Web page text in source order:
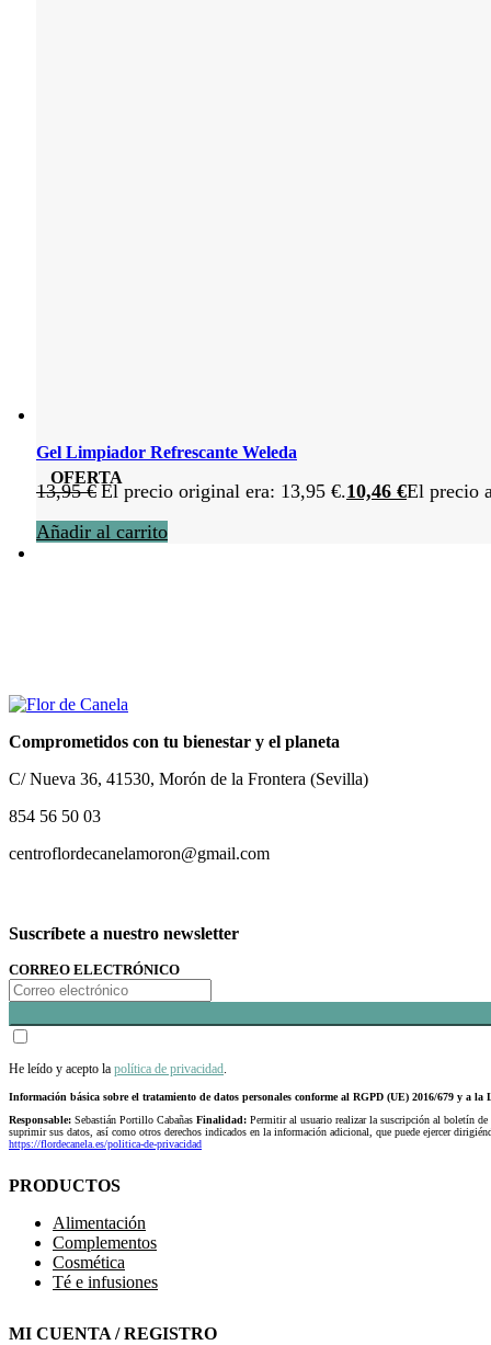
OFERTA
Gel Limpiador Refrescante Weleda
13,95€ El precio original era: 13,95 €.10,46 €El precio
Añadir al carrito
Comprometidos con tu bienestar y el planeta
C/ Nueva 36, 41530, Morón de la Frontera (Sevilla)
854 56 50 03
centroflordecanelamoron@gmail.com
Suscríbete a nuestro newsletter
CORREO ELECTRÓNICO
He leído y acepto la política de privacidad
Información básica sobre el tratamiento de datos personales conforme al RGPD (UE) 2016/679 y a la
Responsable: Sebastián Portillo Cabañas Finalidad: Permitir al usuario realizar la suscripción al boletín
suprimir sus datos, así como otros derechos indicados en la información adicional, que puede ejercer
https://flordecanela.es/politica-de-privacidad
PRODUCTOS
Alimentación
Complementos
Cosmética
Té e infusiones
MI CUENTA / REGISTRO